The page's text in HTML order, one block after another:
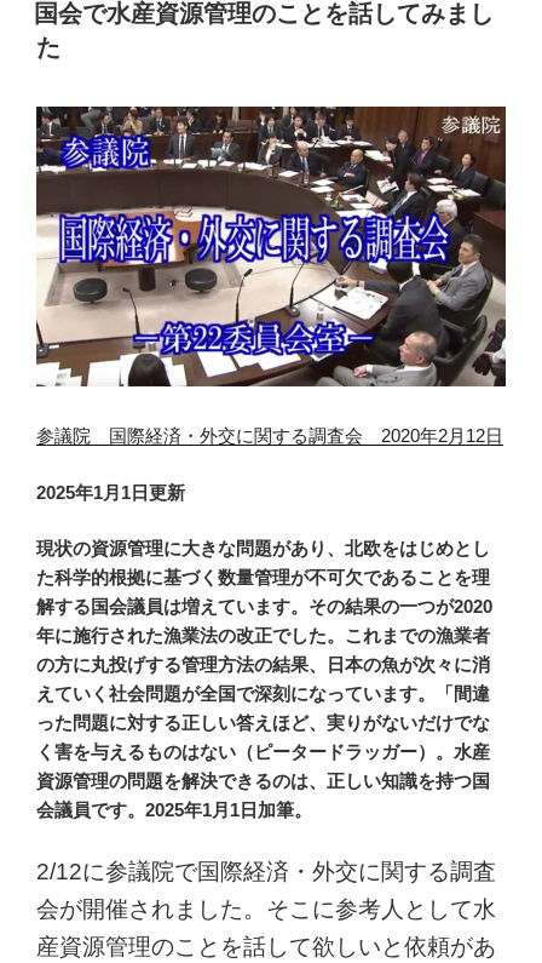
稿
日:
国会で水産資源管理のことを話してみまし
た
参議院 国際経済・外交に関する調査会 2020年2月12日
2025年1月1日更新
現状の資源管理に大きな問題があり、北欧をはじめとし
た科学的根拠に基づく数量管理が不可欠であることを理
解する国会議員は増えています。その結果の一つが2020
年に施行された漁業法の改正でした。これまでの漁業者
の方に丸投げする管理方法の結果、日本の魚が次々に消
えていく社会問題が全国で深刻になっています。「間違
った問題に対する正しい答えほど、実りがないだけでな
く害を与えるものはない（ピータードラッガー）。水産
資源管理の問題を解決できるのは、正しい知識を持つ国
会議員です。2025年1月1日加筆。
2/12に参議院で国際経済・外交に関する調査
会が開催されました。そこに参考人として水
産資源管理のことを話して欲しいと依頼があ